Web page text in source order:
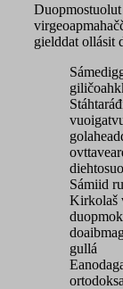
gielddat ollásit
Sámiid
Kirkolaš
gullá